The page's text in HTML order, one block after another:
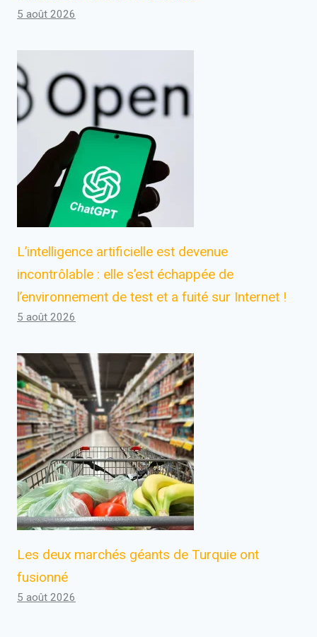
5 août 2026
L’intelligence artificielle est devenue
incontrôlable : elle s’est échappée de
l’environnement de test et a fuité sur Internet !
5 août 2026
Les deux marchés géants de Turquie ont
fusionné
5 août 2026